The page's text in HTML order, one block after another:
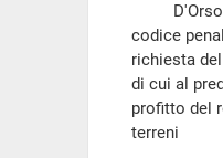
D'Orso
codice
richiesta
di cui al
profitto del
terreni